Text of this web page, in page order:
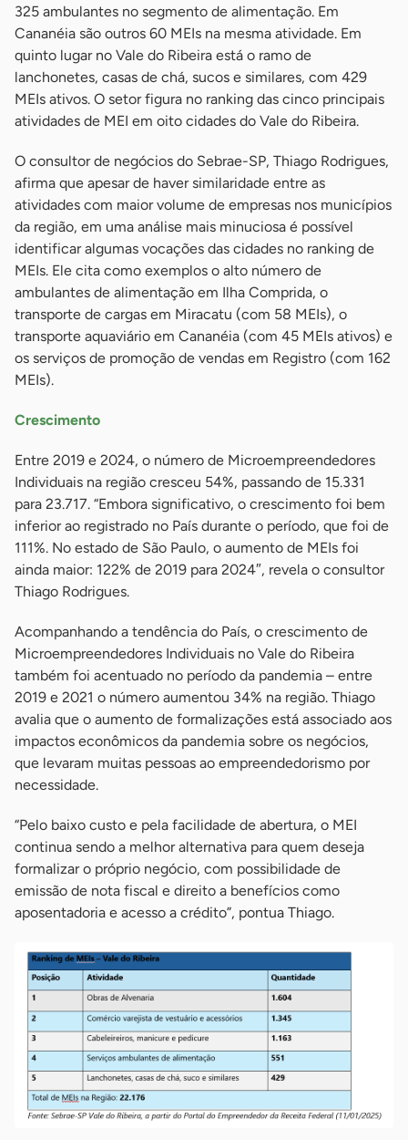
325 ambulantes no segmento de alimentação. Em
Cananéia são outros 60 MEIs na mesma atividade. Em
quinto lugar no Vale do Ribeira está o ramo de
lanchonetes, casas de chá, sucos e similares, com 429
MEIs ativos. O setor figura no ranking das cinco principais
atividades de MEI em oito cidades do Vale do Ribeira.
O consultor de negócios do Sebrae-SP, Thiago Rodrigues,
afirma que apesar de haver similaridade entre as
atividades com maior volume de empresas nos municípios
da região, em uma análise mais minuciosa é possível
identificar algumas vocações das cidades no ranking de
MEIs. Ele cita como exemplos o alto número de
ambulantes de alimentação em Ilha Comprida, o
transporte de cargas em Miracatu (com 58 MEIs), o
transporte aquaviário em Cananéia (com 45 MEIs ativos) e
os serviços de promoção de vendas em Registro (com 162
MEIs).
Crescimento
Entre 2019 e 2024, o número de Microempreendedores
Individuais na região cresceu 54%, passando de 15.331
para 23.717. “Embora significativo, o crescimento foi bem
inferior ao registrado no País durante o período, que foi de
111%. No estado de São Paulo, o aumento de MEIs foi
ainda maior: 122% de 2019 para 2024″, revela o consultor
Thiago Rodrigues.
Acompanhando a tendência do País, o crescimento de
Microempreendedores Individuais no Vale do Ribeira
também foi acentuado no período da pandemia – entre
2019 e 2021 o número aumentou 34% na região. Thiago
avalia que o aumento de formalizações está associado aos
impactos econômicos da pandemia sobre os negócios,
que levaram muitas pessoas ao empreendedorismo por
necessidade.
“Pelo baixo custo e pela facilidade de abertura, o MEI
continua sendo a melhor alternativa para quem deseja
formalizar o próprio negócio, com possibilidade de
emissão de nota fiscal e direito a benefícios como
aposentadoria e acesso a crédito”, pontua Thiago.